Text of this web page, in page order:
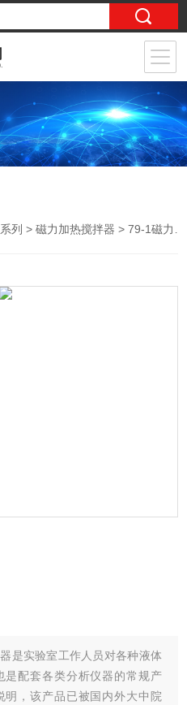
列 >磁力加热搅拌器 > 79-1磁力加热搅拌器
是实验室工作人员对各种液体
配套各类分析仪器的常规产
，该产品已被国内外大中院